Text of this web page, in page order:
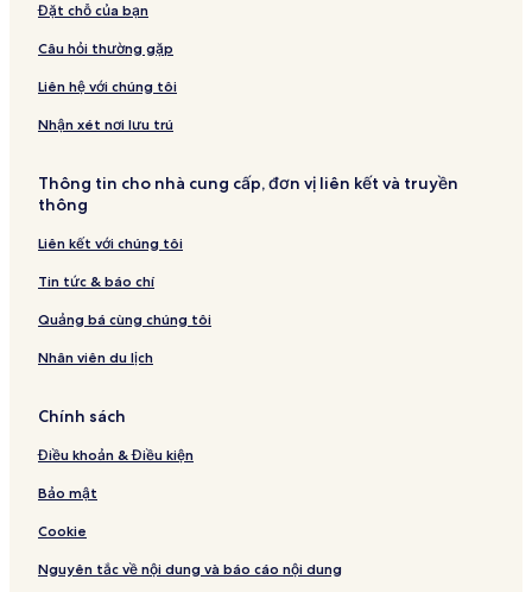
Đặt chỗ của bạn
Câu hỏi thường gặp
Liên hệ với chúng tôi
Nhận xét nơi lưu trú
Thông tin cho nhà cung cấp, đơn vị liên kết và truyền
thông
Liên kết với chúng tôi
Tin tức & báo chí
Quảng bá cùng chúng tôi
Nhân viên du lịch
Chính sách
Điều khoản & Điều kiện
Bảo mật
Cookie
Nguyên tắc về nội dung và báo cáo nội dung